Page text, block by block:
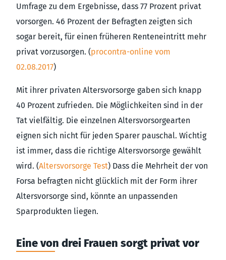
Umfrage zu dem Ergebnisse, dass 77 Prozent privat
vorsorgen. 46 Prozent der Befragten zeigten sich
sogar bereit, für einen früheren Renteneintritt mehr
privat vorzusorgen. (procontra-online vom
02.08.2017)
Mit ihrer privaten Altersvorsorge gaben sich knapp
40 Prozent zufrieden. Die Möglichkeiten sind in der
Tat vielfältig. Die einzelnen Altersvorsorgearten
eignen sich nicht für jeden Sparer pauschal. Wichtig
ist immer, dass die richtige Altersvorsorge gewählt
wird. (Altersvorsorge Test) Dass die Mehrheit der von
Forsa befragten nicht glücklich mit der Form ihrer
Altersvorsorge sind, könnte an unpassenden
Sparprodukten liegen.
Eine von drei Frauen sorgt privat vor